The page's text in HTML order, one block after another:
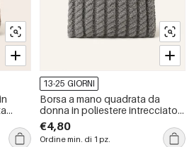
13-25 GIORNI
Borsa a mano quadrata da
donna in poliestere intrecciato a
tinta unita, stile casual.
€4,80
Ordine min. di 1 pz.